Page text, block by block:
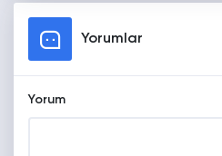
Yorumlar
Yorum